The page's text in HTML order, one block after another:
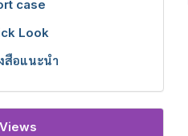
case
Look
สือแนะนำ